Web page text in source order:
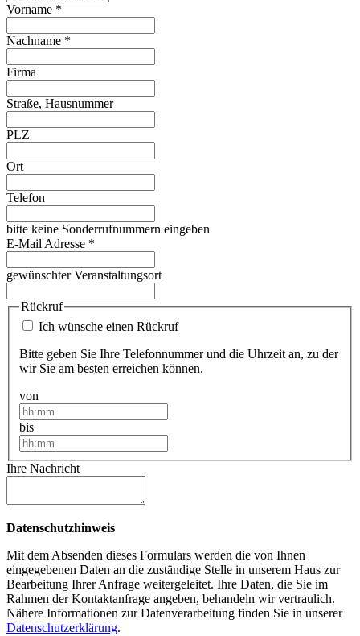
Vorname *
Nachname *
Firma
Straße, Hausnummer
PLZ
Ort
Telefon
bitte keine Sonderrufnummern eingeben
E-Mail Adresse *
gewünschter Veranstaltungsort
Rückruf
Ich wünsche einen Rückruf
Bitte geben Sie Ihre Telefonnummer und die Uhrzeit an, zu der
wir Sie am besten erreichen können.
von
bis
Ihre Nachricht
Datenschutzhinweis
Mit dem Absenden dieses Formulars werden die von Ihnen
eingegebenen Daten an die zuständige Stelle in unserem Haus zur
Bearbeitung Ihrer Anfrage weitergeleitet. Ihre Daten, die Sie im
Rahmen der Kontaktanfrage angeben, behandeln wir vertraulich.
Nähere Informationen zur Datenverarbeitung finden Sie in unserer
Datenschutzerklärung.